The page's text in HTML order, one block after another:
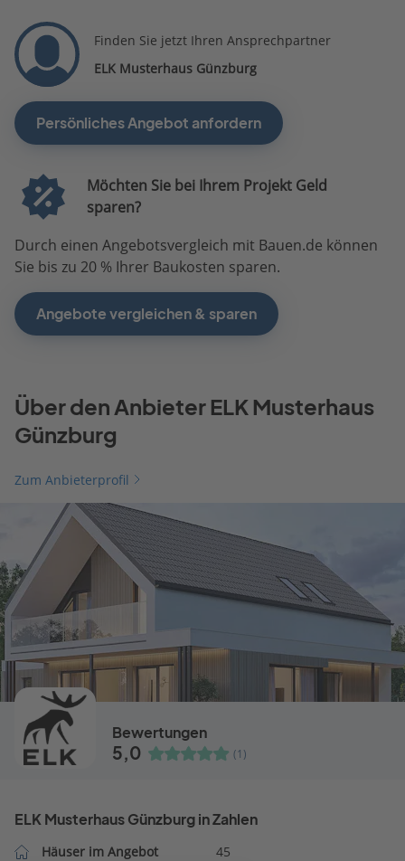
Finden Sie jetzt Ihren Ansprechpartner
ELK Musterhaus Günzburg
Persönliches Angebot anfordern
Möchten Sie bei Ihrem Projekt Geld
sparen?
Durch einen Angebotsvergleich mit Bauen.de können
Sie bis zu 20 % Ihrer Baukosten sparen.
Angebote vergleichen & sparen
Über den Anbieter ELK Musterhaus
Günzburg
Zum Anbieterprofil
Bewertungen
5,0 (1)
ELK Musterhaus Günzburg in Zahlen
Häuser im Angebot 45